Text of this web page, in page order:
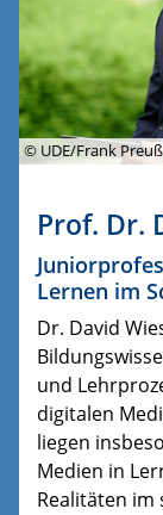
© UDE/Frank Preuß
Prof. Dr.
Lernen im
Dr. David
und
digitalen
liegen
Medien in
Realitäten im